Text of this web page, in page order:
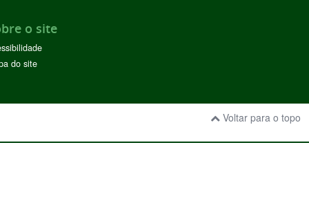
o site
do site
Voltar para o topo